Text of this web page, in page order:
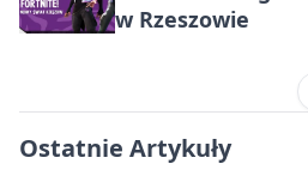
w Rzeszowie
Ostatnie Artykuły